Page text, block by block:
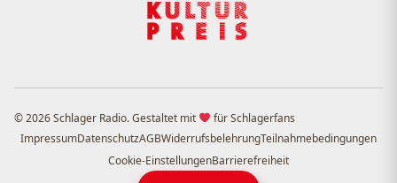
© 2026 Schlager Radio. Gestaltet mit
für Schlagerfans
ImpressumDatenschutzAGBWiderrufsbelehrungTeilnahmebedingungen
Cookie-EinstellungenBarrierefreiheit